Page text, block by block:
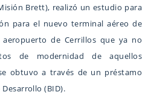
Brett), realizó un estudio para
para el nuevo terminal aéreo de
de Cerrillos que ya no
de modernidad de aquellos
obtuvo a través de un préstamo
(BID).